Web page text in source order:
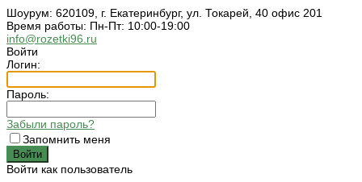
Шоурум: 620109, г. Екатеринбург, ул. Токарей, 40 офис 201
Время работы: Пн-Пт: 10:00-19:00
info@rozetki96.ru
Войти
Логин:
Пароль:
Забыли пароль?
Запомнить меня
Войти как пользователь